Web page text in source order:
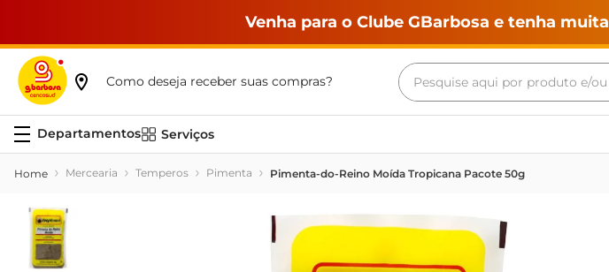
Venha para o Clube GBarbosa e tenha
Como deseja receber suas compras?
Pesquise aqui por produto e/
Serviços
Mercearia Temperos Pimenta Pimenta-do-Reino Moída Tropicana Pacote 50g
Termos mais buscados
maquina lavar